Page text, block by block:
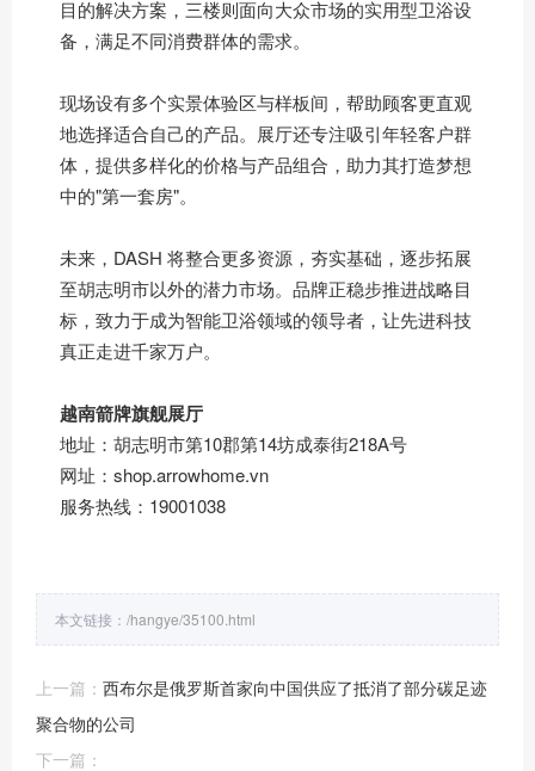
目的解决方案，三楼则面向大众市场的实用型卫浴设
备，满足不同消费群体的需求。
现场设有多个实景体验区与样板间，帮助顾客更直观
地选择适合自己的产品。展厅还专注吸引年轻客户群
体，提供多样化的价格与产品组合，助力其打造梦想
中的"第一套房"。
未来，DASH 将整合更多资源，夯实基础，逐步拓展
至胡志明市以外的潜力市场。品牌正稳步推进战略目
标，致力于成为智能卫浴领域的领导者，让先进科技
真正走进千家万户。
越南箭牌旗舰展厅
地址：胡志明市第10郡第14坊成泰街218A号
网址： shop.arrowhome.vn
服务热线：19001038
本文链接： /hangye/35100.html
上一篇： 西布尔是俄罗斯首家向中国供应了抵消了部分碳足迹
聚合物的公司
下一篇：